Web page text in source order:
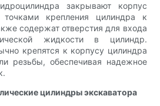
закрывают корпус
крепления цилиндра к
содержат отверстия для входа
жидкости в цилиндр.
крепятся к корпусу цилиндра
резьбы, обеспечивая надежное
цилиндры экскаватора